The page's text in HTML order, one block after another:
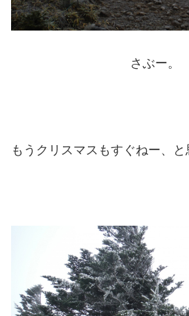
さぶー。
もうクリスマスもすぐねー、と